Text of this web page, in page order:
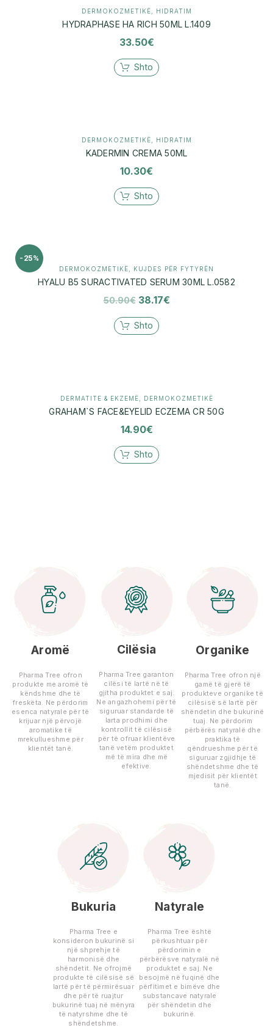
DERMOKOZMETIKË HIDRATIM
HYDRAPHASE HA RICH 50ML L.1409
33.50€
Shto
DERMOKOZMETIKË HIDRATIM
KADERMIN CREMA 50ML
10.30€
Shto
-25%
DERMOKOZMETIKË KUJDES PËR FYTYRËN
HYALU B5 SURACTIVATED SERUM 30ML L.0582
50.90€ 38.17€
Shto
DERMATITE & EKZEMË DERMOKOZMETIKË
GRAHAM`S FACE&EYELID ECZEMA CR 50G
14.90€
Shto
Aromë
Pharma Tree ofron
produkte me aromë të
këndshme dhe të
freskëta. Ne përdorim
esenca natyrale për të
krijuar një përvojë
aromatike të
mrekullueshme për
klientët tanë.
Cilësia
Pharma Tree garanton
cilësi të lartë në të
gjitha produktet e saj.
Ne angazhohemi për të
siguruar standarde të
larta prodhimi dhe
kontrollit të cilësisë
për të ofruar klientëve
tanë vetëm produktet
më të mira dhe më
efektive.
Organike
Pharma Tree ofron një
gamë të gjerë të
produkteve organike të
cilësisë së lartë për
shëndetin dhe bukurinë
tuaj. Ne përdorim
përbërës natyralë dhe
praktika të
qëndrueshme për të
siguruar zgjidhje të
shëndetshme dhe të
mjedisit për klientët
tanë.
Bukuria
Pharma Tree e
konsideron bukurinë si
një shprehje të
harmonisë dhe
shëndetit. Ne ofrojmë
produkte të cilësisë së
lartë për të përmirësuar
dhe për të ruajtur
bukurinë tuaj në mënyra
të natyrshme dhe të
shëndetshme.
Natyrale
Pharma Tree është
përkushtuar për
përdorimin e
përbërësve natyralë në
produktet e saj. Ne
besojmë në fuqinë dhe
përfitimet e bimëve dhe
substancave natyrale
për shëndetin dhe
bukurinë.